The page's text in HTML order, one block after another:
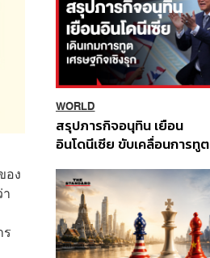
อง
WORLD
สรุปภารกิจอนุทิน เยือน
อินโดนีเซีย ขับเคลื่อนการทูต
ส่วนยุทธศาสตร์ไทย –
อินโดนีเซีย